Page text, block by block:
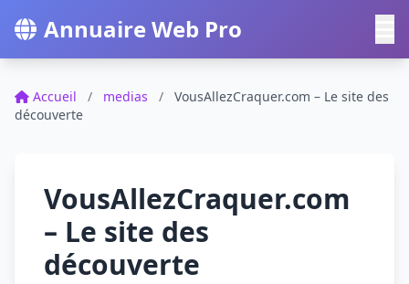
Annuaire Web Pro
Accueil / medias /
VousAllezCraquer.com – Le site des
découverte
VousAllezCraquer.com
– Le site des
découverte